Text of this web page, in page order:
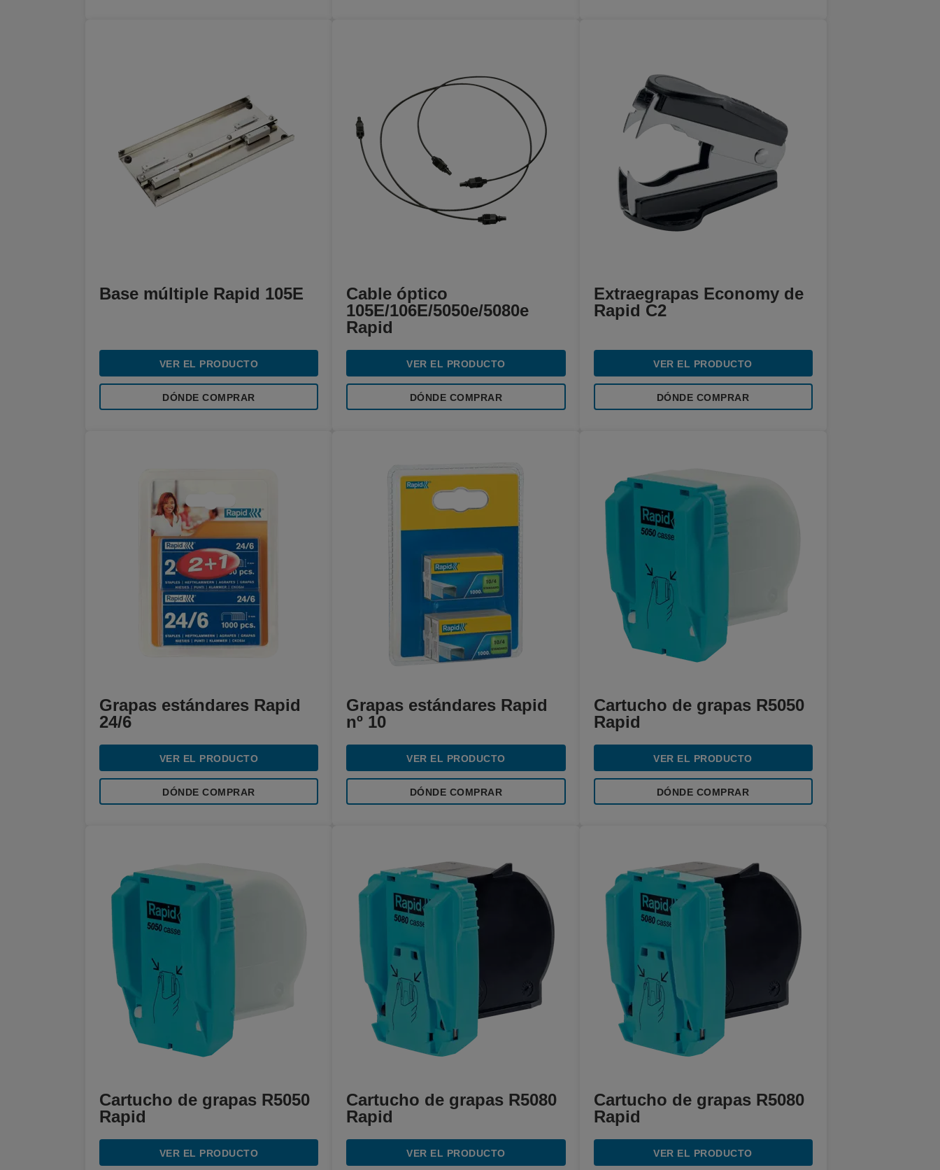
Base múltiple Rapid 105E
VER EL PRODUCTO
DÓNDE COMPRAR
Cable óptico
105E/106E/5050e/5080e
Rapid
VER EL PRODUCTO
DÓNDE COMPRAR
Extraegrapas Economy de
Rapid C2
VER EL PRODUCTO
DÓNDE COMPRAR
Grapas estándares Rapid
24/6
VER EL PRODUCTO
DÓNDE COMPRAR
Grapas estándares Rapid
nº 10
VER EL PRODUCTO
DÓNDE COMPRAR
Cartucho de grapas R5050
Rapid
VER EL PRODUCTO
DÓNDE COMPRAR
Cartucho de grapas R5050
Rapid
VER EL PRODUCTO
Cartucho de grapas R5080
Rapid
VER EL PRODUCTO
Cartucho de grapas R5080
Rapid
VER EL PRODUCTO